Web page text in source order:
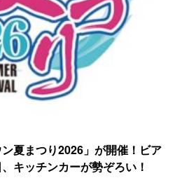
ン夏まつり2026」が開催！ビア
キッチンカーが勢ぞろい！